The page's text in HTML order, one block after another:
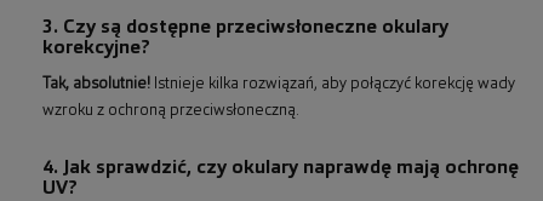
3. Czy są dostępne przeciwsłoneczne okulary
korekcyjne?
Tak, absolutnie! Istnieje kilka rozwiązań, aby połączyć korekcję wady
wzroku z ochroną przeciwsłoneczną.
4. Jak sprawdzić, czy okulary naprawdę mają ochronę
UV?